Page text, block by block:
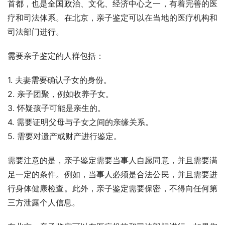
首都，也是全国政治、文化、经济中心之一，有着完善的医
疗和司法体系。在北京，亲子鉴定可以在当地的医疗机构和
司法部门进行。
需要亲子鉴定的人群包括：
1. 夫妻需要确认子女的身份。
2. 亲子团聚，例如收养子女。
3. 怀疑孩子可能是亲生的。
4. 需要证明父母与子女之间的亲缘关系。
5. 需要对遗产或财产进行鉴定。
需要注意的是，亲子鉴定需要当事人自愿同意，并且需要满
足一定的条件。例如，当事人必须是合法公民，并且需要进
行身体健康检查。此外，亲子鉴定需要保密，不得向任何第
三方泄露个人信息。